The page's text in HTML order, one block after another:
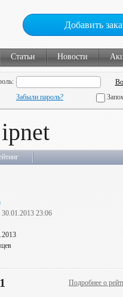
Добавить
Статьи Новости
Забыли пароль?
30.01.2013 23:06
1 Подробнее о